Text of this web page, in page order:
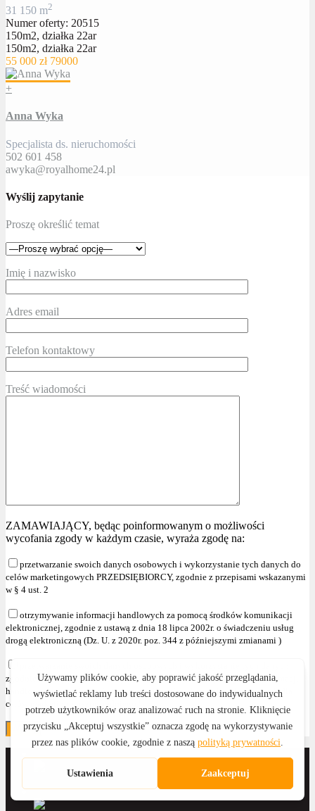
31 150 m2
Numer oferty: 20515
150m2, działka 22ar
150m2, działka 22ar
55 000 zł 79000
+
Anna Wyka
Specjalista ds. nieruchomości
502 601 458
awyka@royalhome24.pl
Wyślij zapytanie
Proszę określić temat
Imię i nazwisko
Adres email
Telefon kontaktowy
Treść wiadomości
ZAMAWIAJĄCY, będąc poinformowanym o możliwości
wycofania zgody w każdym czasie, wyraża zgodę na:
przetwarzanie swoich danych osobowych i wykorzystanie tych danych do
celów marketingowych PRZEDSIĘBIORCY, zgodnie z przepisami wskazanymi
w § 4 ust. 2
otrzymywanie informacji handlowych za pomocą środków komunikacji
elektronicznej, zgodnie z ustawą z dnia 18 lipca 2002r. o świadczeniu usług
drogą elektroniczną (Dz. U. z 2020r. poz. 344 z późniejszymi zmianami )
zgodnie z przepisami wskazanymi w § 4 ust. 2 , w celu przesyłania informacji
handlowych oraz używania telekomunikacyjnych urządzeń końcowych dla
celów marketingu bezpośredniego."